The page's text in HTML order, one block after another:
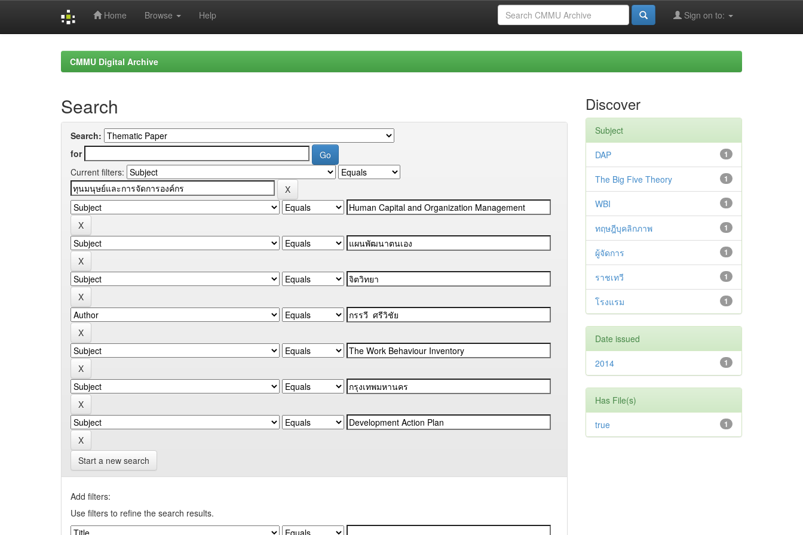
Home Browse Help Sign on to:
CMMU Digital Archive
Search
Search:
for
Current filters:
Start a new search
Add filters:
Use filters to refine the search results.
Discover
Subject
1
DAP
1
The Big Five Theory
1
WBI
1
ทฤษฎีบุคลิกภาพ
1
ผู้จัดการ
1
ราชเทวี
1
โรงแรม
Date issued
1
2014
Has File(s)
1
true